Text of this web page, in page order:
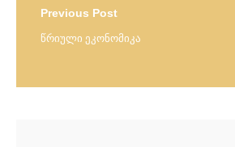
Previous Post
წრიული ეკონომიკა